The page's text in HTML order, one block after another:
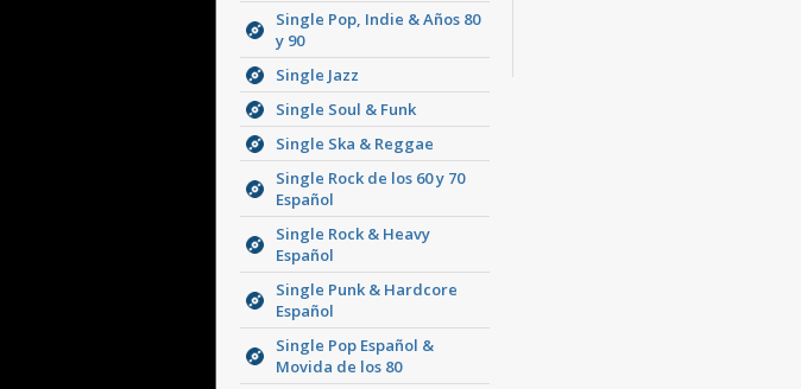
Single Pop, Indie & Años 80
y 90
Single Jazz
Single Soul & Funk
Single Ska & Reggae
Single Rock de los 60 y 70
Español
Single Rock & Heavy
Español
Single Punk & Hardcore
Español
Single Pop Español &
Movida de los 80